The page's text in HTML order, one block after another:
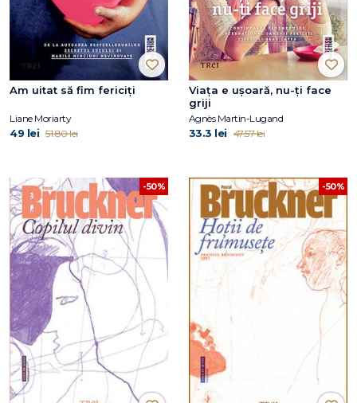
Am uitat să fim fericiți
Liane Moriarty
49 lei 51.80 lei
Viața e ușoară, nu-ți face
griji
Agnès Martin-Lugand
33.3 lei 47.57 lei
-50% -50%